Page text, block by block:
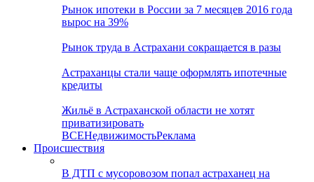
Рынок ипотеки в России за 7 месяцев 2016 года
вырос на 39%
Рынок труда в Астрахани сокращается в разы
Астраханцы стали чаще оформлять ипотечные
кредиты
Жильё в Астраханской области не хотят
приватизировать
ВСЕНедвижимостьРеклама
Происшествия
В ДТП с мусоровозом попал астраханец на